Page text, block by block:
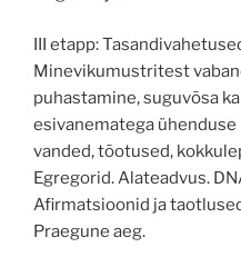
III etapp:
Minevikumustritest
puhastamine, suguvõsa
esivanematega ühenduse
vanded, tõotused,
Egregorid. Alateadvus.
Afirmatsioonid ja
Praegune aeg.